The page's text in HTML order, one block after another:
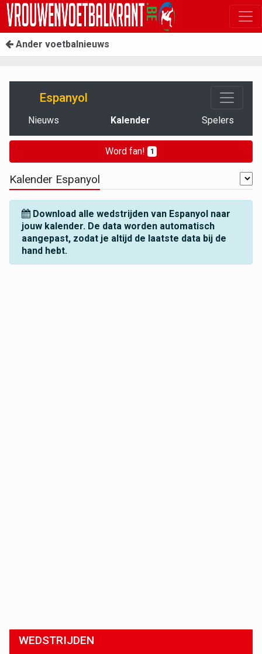
Ander voetbalnieuws
Espanyol
Nieuws Kalender Spelers
Word fan! 1
Kalender Espanyol
Download alle wedstrijden van Espanyol naar
jouw kalender. De data worden automatisch
aangepast, zodat je altijd de laatste data bij de
hand hebt.
WEDSTRIJDEN